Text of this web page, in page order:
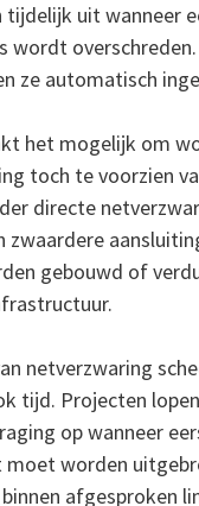
uit wanneer
wordt
ze automatisch
het mogelijk om
toch te voorzien
directe
zwaardere
gebouwd of
netverzwaring
tijd. Projecten
op wanneer
worden
afgesproken